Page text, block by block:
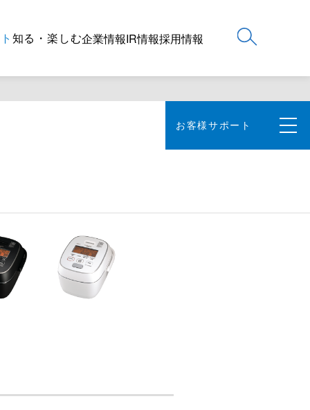
知る・楽しむ企業情報IR情報採用情報
お客様サポート